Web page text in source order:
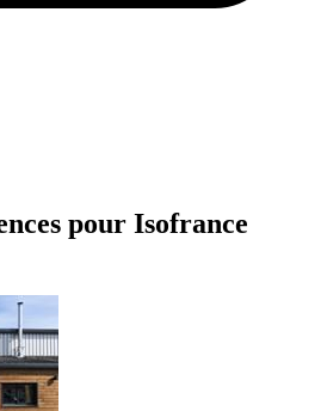
pour Isofrance